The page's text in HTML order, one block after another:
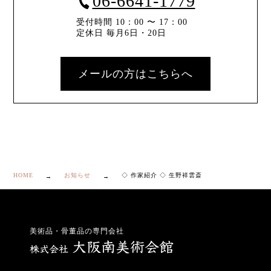
受付時間 10：00 〜 17：00
定休日 毎月6日・20日
メールの方はこちらへ
HOME お知らせ ◇ 作家紹介 ◇ 生野祥雲斎
美術品・骨董品の専門会社